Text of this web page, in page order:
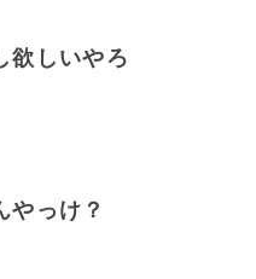
欲しいやろ
やっけ？